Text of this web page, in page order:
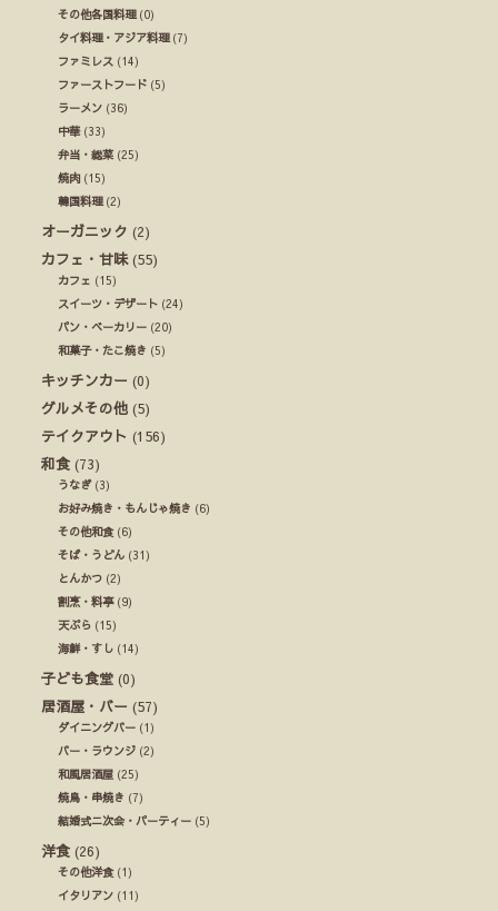
その他各国料理(0)
タイ料理・アジア料理(7)
ファミレス (14)
ファーストフード (5)
ラーメン (36)
中華(33)
弁当・総菜 (25)
焼肉 (15)
韓国料理(2)
オーガニック (2)
カフェ・甘味(55)
カフェ (15)
スイーツ・デザート (24)
パン・ベーカリー (20)
和菓子・たこ焼き (5)
キッチンカー (0)
グルメその他 (5)
テイクアウト (156)
和食 (73)
うなぎ(3)
お好み焼き・もんじゃ焼き (6)
その他和食(6)
そば・うどん (31)
とんかつ (2)
割烹・料亭(9)
天ぷら (15)
海鮮・すし (14)
子ども食堂 (0)
居酒屋・バー (57)
ダイニングバー (1)
バー・ラウンジ (2)
和風居酒屋 (25)
焼鳥・串焼き (7)
結婚式ニ次会・パーティー (5)
洋食 (26)
その他洋食(1)
イタリアン (11)